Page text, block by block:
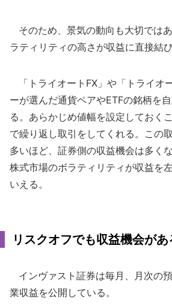
そのため、景気の動向も大切では
ラティリティの高さが収益に直接結
「トライオートFX」や「トライオ
ーが選んだ通貨ペアやETFの銘柄を
る。あらかじめ値幅を設定しておく
で繰り返し取引をしてくれる。この
多いほど、証券側の収益機会は多く
株式市場のボラティリティが収益を
いえる。
リスクオフでも収益機会があ
インヴァスト証券は毎月、月次の
業収益を公開している。